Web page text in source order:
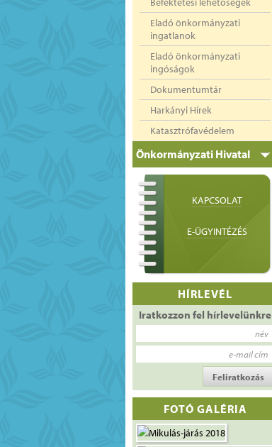
Eladó önkormányzati
ingatlanok
Eladó önkormányzati
ingóságok
Dokumentumtár
Harkányi Hírek
Katasztrófavédelem
Önkormányzati Hivatal
KAPCSOLAT
E-ÜGYINTÉZÉS
HÍRLEVÉL
Iratkozzon fel hírlevelünkre
név
e-mail cím
FOTÓ GALÉRIA